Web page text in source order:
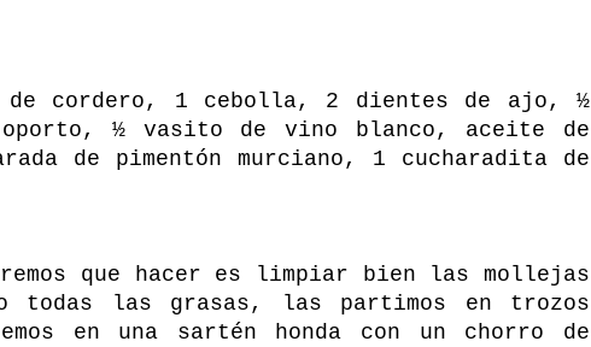
cordero, 1 cebolla, 2 dientes de ajo, ½
½ vasito de vino blanco, aceite de
de pimentón murciano, 1 cucharadita de
que hacer es limpiar bien las mollejas
todas las grasas, las partimos en trozos
en una sartén honda con un chorro de